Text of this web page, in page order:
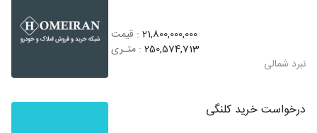
21,800,000,000 : قیمت
250,574,713 : متـری
نبرد شمالی
درخواست خرید کلنگی